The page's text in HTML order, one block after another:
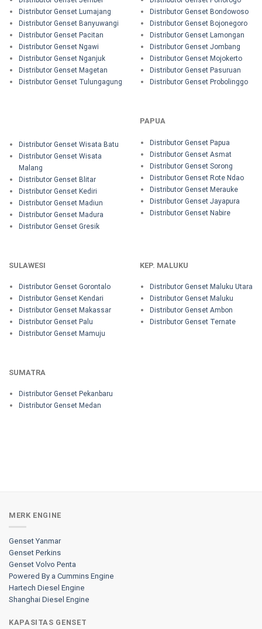
Distributor Genset Lumajang
Distributor Genset Banyuwangi
Distributor Genset Pacitan
Distributor Genset Ngawi
Distributor Genset Nganjuk
Distributor Genset Magetan
Distributor Genset Tulungagung
Distributor Genset Bondowoso
Distributor Genset Bojonegoro
Distributor Genset Lamongan
Distributor Genset Jombang
Distributor Genset Mojokerto
Distributor Genset Pasuruan
Distributor Genset Probolinggo
Distributor Genset Wisata Batu
Distributor Genset Wisata
Malang
Distributor Genset Blitar
Distributor Genset Kediri
Distributor Genset Madiun
Distributor Genset Madura
Distributor Genset Gresik
PAPUA
Distributor Genset Papua
Distributor Genset Asmat
Distributor Genset Sorong
Distributor Genset Rote Ndao
Distributor Genset Merauke
Distributor Genset Jayapura
Distributor Genset Nabire
SULAWESI
Distributor Genset Gorontalo
Distributor Genset Kendari
Distributor Genset Makassar
Distributor Genset Palu
Distributor Genset Mamuju
KEP. MALUKU
Distributor Genset Maluku Utara
Distributor Genset Maluku
Distributor Genset Ambon
Distributor Genset Ternate
SUMATRA
Distributor Genset Pekanbaru
Distributor Genset Medan
MERK ENGINE
Genset Yanmar
Genset Perkins
Genset Volvo Penta
Powered By a Cummins Engine
Hartech Diesel Engine
Shanghai Diesel Engine
KAPASITAS GENSET